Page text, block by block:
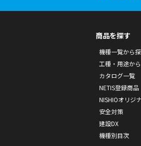
商品を探す
機種一覧から
工種・用途か
カタログ一覧
NETIS登録商品
NISHIOオリジ
安全対策
建設DX
機種別目次